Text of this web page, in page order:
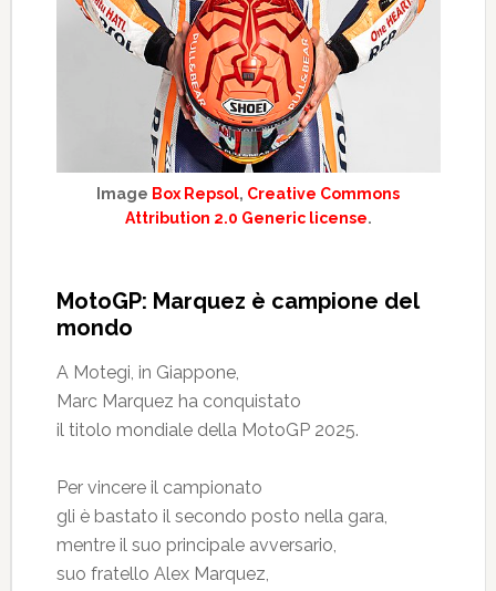
Image Box Repsol, Creative Commons
Attribution 2.0 Generic license.
MotoGP: Marquez è campione del
mondo
A Motegi, in Giappone,
Marc Marquez ha conquistato
il titolo mondiale della MotoGP 2025.
Per vincere il campionato
gli è bastato il secondo posto nella gara,
mentre il suo principale avversario,
suo fratello Alex Marquez,